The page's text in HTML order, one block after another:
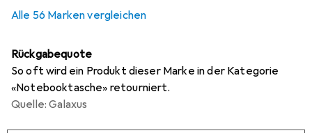
Alle 56 Marken vergleichen
Rückgabequote
So oft wird ein Produkt dieser Marke in der Kategorie
«Notebooktasche» retourniert.
Quelle: Galaxus